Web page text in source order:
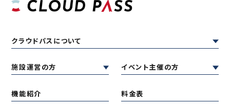
クラウドパスについて
施設運営の方 イベント主催の方
機能紹介 料金表